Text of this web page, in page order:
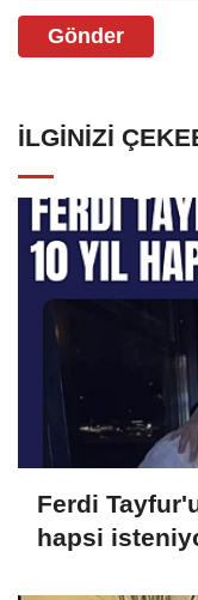
Gönder
İLGINIZI
Ferdi
hapsi